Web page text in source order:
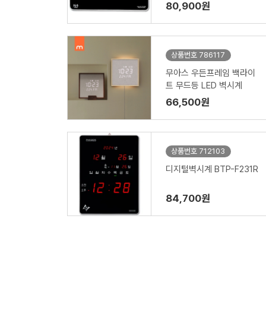
80,900원
상품번호 786117
무아스 우든프레임 백라이
트 무드등 LED 벽시계
66,500원
상품번호 712103
디지털벽시계 BTP-F231R
84,700원